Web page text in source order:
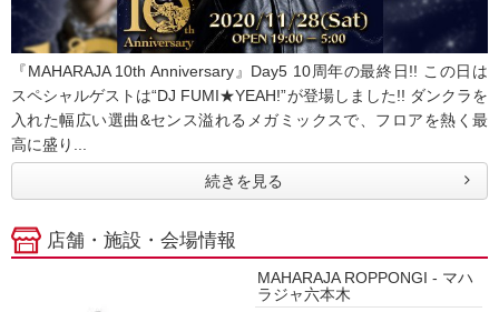
『MAHARAJA 10th Anniversary』Day5 10周年の最終日!! この日は
スペシャルゲストは“DJ FUMI★YEAH!”が登場しました!! ダンクラを
入れた幅広い選曲&センス溢れるメガミックスで、フロアを熱く最
高に盛り...
続きを見る
店舗・施設・会場情報
MAHARAJA ROPPONGI - マハ
ラジャ六本木